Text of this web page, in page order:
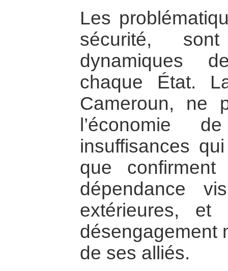
Les
sécurité,
dynamiques
chaque État.
Cameroun, ne
l’économie
insuffisances
que
dépendance
extérieures,
désengagement
de ses alliés.